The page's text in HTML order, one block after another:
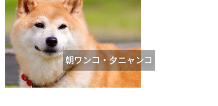
朝ワンコ・夕ニャンコ